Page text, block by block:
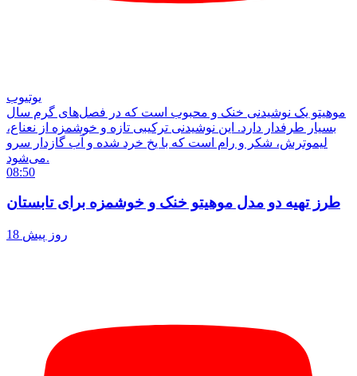
یوتیوب
موهیتو یک نوشیدنی خنک و محبوب است که در فصل‌های گرم سال
بسیار طرفدار دارد. این نوشیدنی ترکیبی تازه و خوشمزه از نعناع،
لیموترش، شکر و رام است که با یخ خرد شده و آب گازدار سرو
می‌شود.
08:50
طرز تهیه دو مدل موهیتو خنک و خوشمزه برای تابستان
18 روز پیش